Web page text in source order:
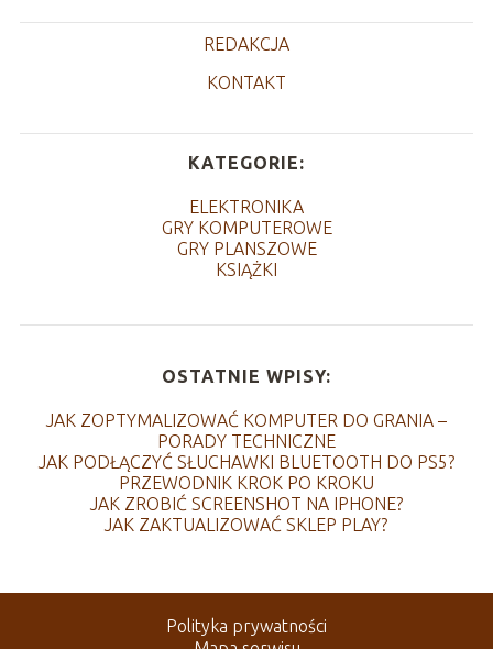
REDAKCJA
KONTAKT
KATEGORIE:
ELEKTRONIKA
GRY KOMPUTEROWE
GRY PLANSZOWE
KSIĄŻKI
OSTATNIE WPISY:
JAK ZOPTYMALIZOWAĆ KOMPUTER DO GRANIA –
PORADY TECHNICZNE
JAK PODŁĄCZYĆ SŁUCHAWKI BLUETOOTH DO PS5?
PRZEWODNIK KROK PO KROKU
JAK ZROBIĆ SCREENSHOT NA IPHONE?
JAK ZAKTUALIZOWAĆ SKLEP PLAY?
Polityka prywatności